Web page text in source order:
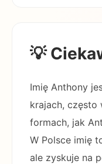
💡
Imię Anthony
krajach, często
formach, jak
W Polsce imię
ale zyskuje na